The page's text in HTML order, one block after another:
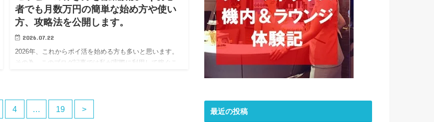
者でも月数万円の簡単な始め方や使い
方、攻略法を公開します。
2026.07.22
2026年、これからポイ活を始める方も多いと思います。
その為、このブログ記事では私が実際に利用して稼ぐこ
4 … 19 > 最近の投稿